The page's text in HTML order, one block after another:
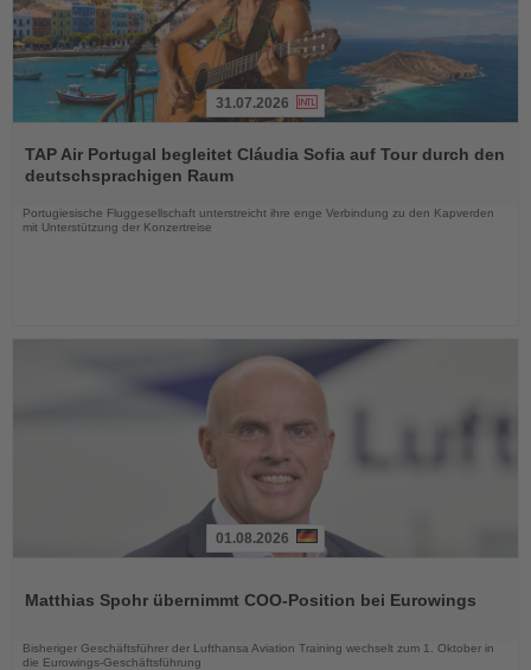
Sie
die
31.07.2026
TAP Air Portugal begleitet Cláudia Sofia auf Tour durch den
deutschsprachigen Raum
Portugiesische Fluggesellschaft unterstreicht ihre enge Verbindung zu den Kapverden
mit Unterstützung der Konzertreise
die
01.08.2026
Matthias Spohr übernimmt COO-Position bei Eurowings
Bisheriger Geschäftsführer der Lufthansa Aviation Training wechselt zum 1. Oktober in
die Eurowings-Geschäftsführung